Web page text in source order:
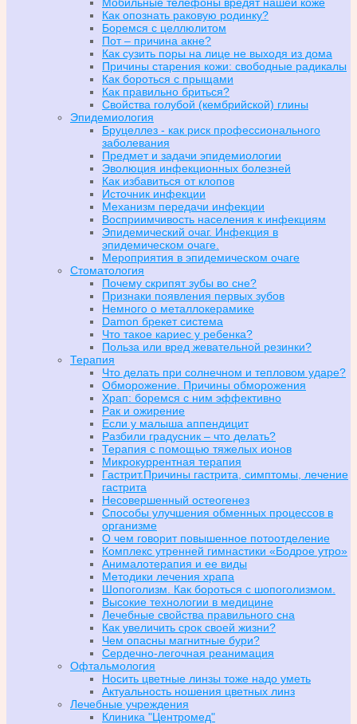
Как опознать раковую родинку?
Боремся с целлюлитом
Пот – причина акне?
Как сузить поры на лице не выходя из дома
Причины старения кожи: свободные радикалы
Как бороться с прыщами
Как правильно бриться?
Свойства голубой (кембрийской) глины
Эпидемиология
Бруцеллез - как риск профессионального
заболевания
Предмет и задачи эпидемиологии
Эволюция инфекционных болезней
Как избавиться от клопов
Источник инфекции
Механизм передачи инфекции
Восприимчивость населения к инфекциям
Эпидемический очаг. Инфекция в
эпидемическом очаге.
Мероприятия в эпидемическом очаге
Стоматология
Почему скрипят зубы во сне?
Признаки появления первых зубов
Немного о металлокерамике
Damon брекет система
Что такое кариес у ребенка?
Польза или вред жевательной резинки?
Терапия
Что делать при солнечном и тепловом ударе?
Обморожение. Причины обморожения
Храп: боремся с ним эффективно
Рак и ожирение
Если у малыша аппендицит
Разбили градусник – что делать?
Терапия с помощью тяжелых ионов
Микрокуррентная терапия
Гастрит.Причины гастрита, симптомы, лечение
гастрита
Несовершенный остеогенез
Способы улучшения обменных процессов в
организме
О чем говорит повышенное потоотделение
Комплекс утренней гимнастики «Бодрое утро»
Анималотерапия и ее виды
Методики лечения храпа
Шопоголизм. Как бороться с шопоголизмом.
Высокие технологии в медицине
Лечебные свойства правильного сна
Как увеличить срок своей жизни?
Чем опасны магнитные бури?
Сердечно-легочная реанимация
Офтальмология
Носить цветные линзы тоже надо уметь
Актуальность ношения цветных линз
Лечебные учреждения
Клиника "Центромед"